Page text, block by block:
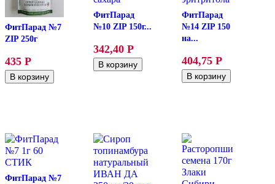
ФитПарад №7
ZIP 250г
435 Р
ФитПарад
№10 ZIP 150г...
342,40 Р
ФитПарад
№14 ZIP 150
на...
404,75 Р
ФитПарад №7